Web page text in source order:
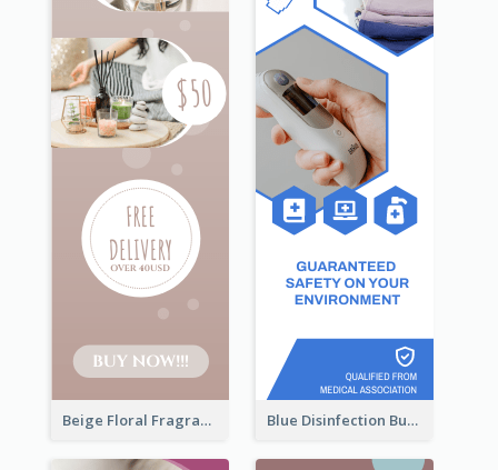
Beige Floral Fragrance Wide Skyscraper Banner Design Blue Disinfection Business Wide Skyscraper Banner Design